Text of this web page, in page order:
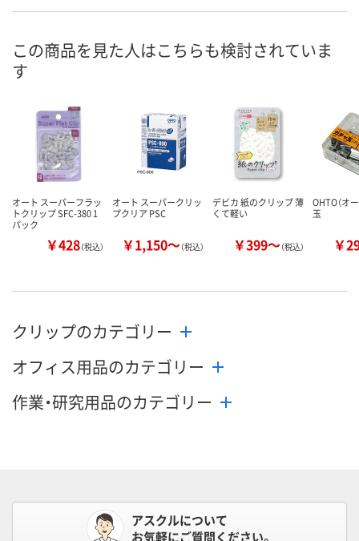
お届け日
ついてご連絡いたし
8月9日（日） 8月9日（日）
数量
カゴへ カゴへ カ
この商品を見た人はこちらも検討されていま
す
オート スーパーフラッ
トクリップ SFC-380 1
パック
￥428（税込）
オート スーパークリッ
プクリア PSC
￥1,150～（税込）
デビカ 紙のクリップ 薄
くて軽い
￥399～（税込）
OHTO（オ
玉
￥
クリップのカテゴリー
オフィス用品のカテゴリー
作業・研究用品のカテゴリー
アスクルについて
お気軽にご質問ください。